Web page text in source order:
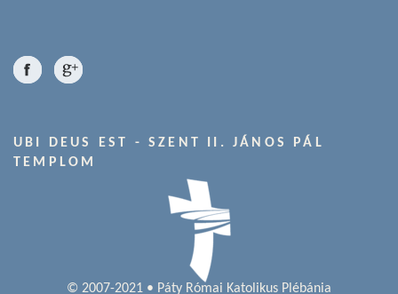
UBI DEUS EST - SZENT II. JÁNOS PÁL
TEMPLOM
© 2007-2021 • Páty Római Katolikus Plébánia